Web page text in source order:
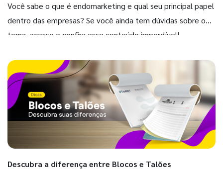
Você sabe o que é endomarketing e qual seu principal papel
dentro das empresas? Se você ainda tem dúvidas sobre o
tema, acesse e confira esse conteúdo imperdível!
Descubra a diferença entre Blocos e Talões